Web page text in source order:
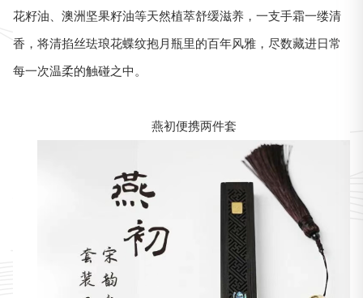
花籽油、澳洲坚果籽油等天然植萃舒缓滋养，一支手霜一缕清
香，将清掐丝珐琅花蝶纹抱月瓶里的百年风雅，尽数藏进日常
每一次温柔的触碰之中。
燕初便携两件套